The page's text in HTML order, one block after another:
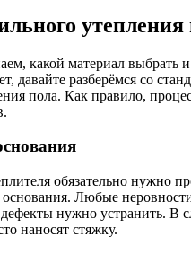
утепления
какой материал выбрать
давайте разберёмся со
пола. Как правило,
обязательно нужно
основания. Любые
нужно устранить. В
наносят стяжку.